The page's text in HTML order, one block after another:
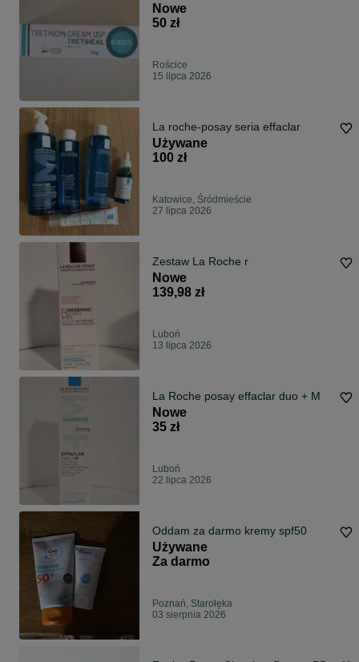
Nowe
50 zł
Rościce
15 lipca 2026
La roche-posay seria effaclar
Używane
100 zł
Katowice, Śródmieście
27 lipca 2026
Zestaw La Roche r
Nowe
139,98 zł
Luboń
13 lipca 2026
La Roche posay effaclar duo + M
Nowe
35 zł
Luboń
22 lipca 2026
Oddam za darmo kremy spf50
Używane
Za darmo
Poznań, Starołęka
03 sierpnia 2026